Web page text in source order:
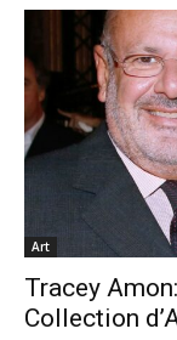
Art
Tracey
Collection